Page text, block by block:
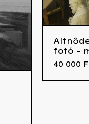
fotó -
40 000